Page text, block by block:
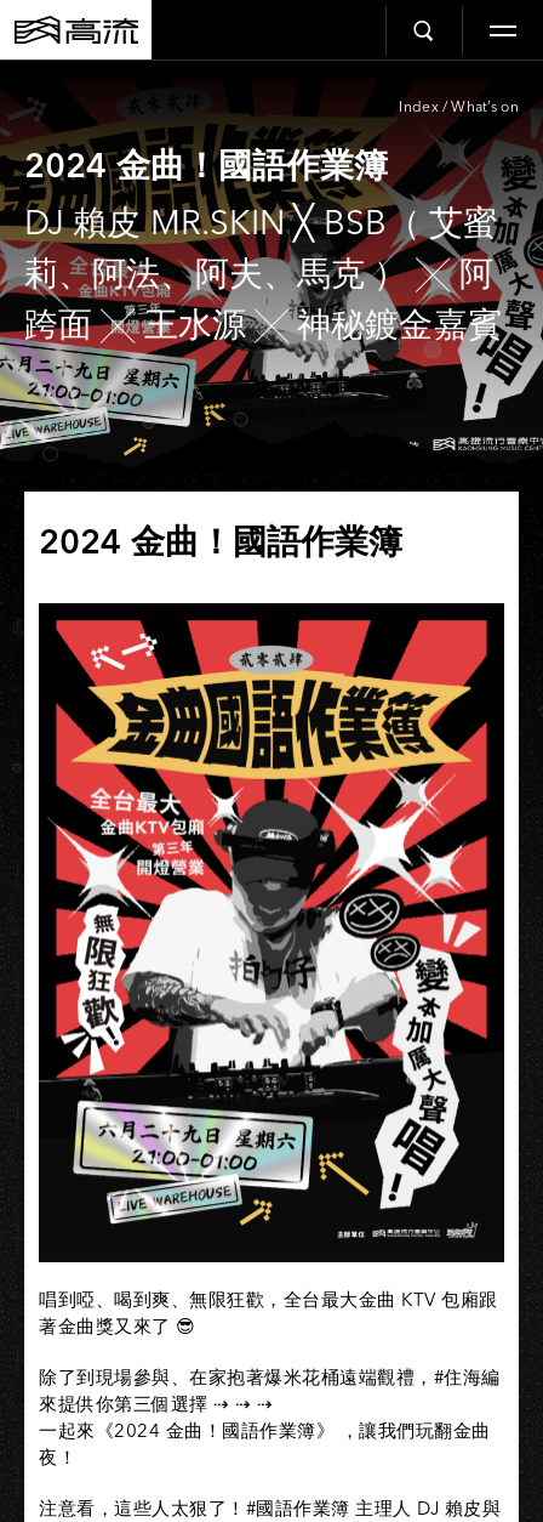
Index / What’s on
2024 金曲！國語作業簿
DJ 賴皮 MR.SKIN ╳ BSB（ 艾蜜
莉、阿法、阿夫、馬克 ） ╳ 阿
跨面 ╳ 王水源 ╳ 神秘鍍金嘉賓
2024 金曲！國語作業簿
唱到啞、喝到爽、無限狂歡，全台最大金曲 KTV 包廂跟
著金曲獎又來了 😎
除了到現場參與、在家抱著爆米花桶遠端觀禮，#住海編
來提供你第三個選擇 ⇢ ⇢ ⇢
一起來《2024 金曲！國語作業簿》 ，讓我們玩翻金曲
夜！
注意看，這些人太狠了！#國語作業簿 主理人 DJ 賴皮與